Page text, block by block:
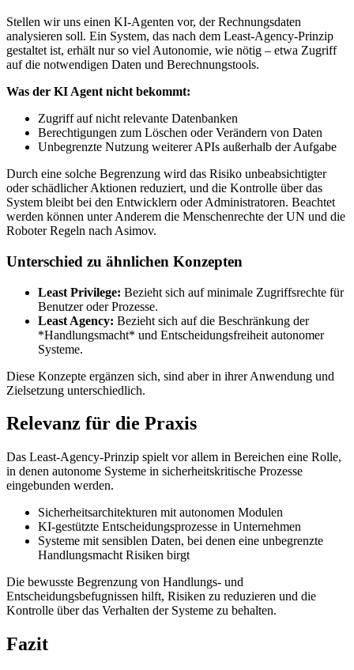
Stellen wir uns einen KI-Agenten vor, der Rechnungsdaten
analysieren soll. Ein System, das nach dem Least-Agency-Prinzip
gestaltet ist, erhält nur so viel Autonomie, wie nötig – etwa Zugriff
auf die notwendigen Daten und Berechnungstools.
Was der KI Agent nicht bekommt:
Zugriff auf nicht relevante Datenbanken
Berechtigungen zum Löschen oder Verändern von Daten
Unbegrenzte Nutzung weiterer APIs außerhalb der Aufgabe
Durch eine solche Begrenzung wird das Risiko unbeabsichtigter
oder schädlicher Aktionen reduziert, und die Kontrolle über das
System bleibt bei den Entwicklern oder Administratoren. Beachtet
werden können unter Anderem die Menschenrechte der UN und die
Roboter Regeln nach Asimov.
Unterschied zu ähnlichen Konzepten
Least Privilege: Bezieht sich auf minimale Zugriffsrechte für
Benutzer oder Prozesse.
Least Agency: Bezieht sich auf die Beschränkung der
*Handlungsmacht* und Entscheidungsfreiheit autonomer
Systeme.
Diese Konzepte ergänzen sich, sind aber in ihrer Anwendung und
Zielsetzung unterschiedlich.
Relevanz für die Praxis
Das Least-Agency-Prinzip spielt vor allem in Bereichen eine Rolle,
in denen autonome Systeme in sicherheitskritische Prozesse
eingebunden werden.
Sicherheitsarchitekturen mit autonomen Modulen
KI-gestützte Entscheidungsprozesse in Unternehmen
Systeme mit sensiblen Daten, bei denen eine unbegrenzte
Handlungsmacht Risiken birgt
Die bewusste Begrenzung von Handlungs- und
Entscheidungsbefugnissen hilft, Risiken zu reduzieren und die
Kontrolle über das Verhalten der Systeme zu behalten.
Fazit